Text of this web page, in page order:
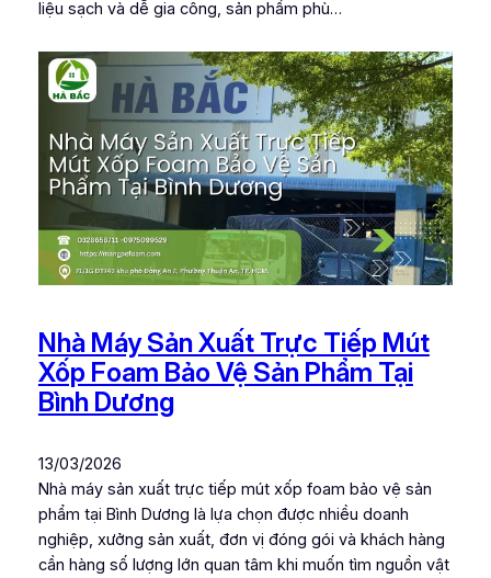
liệu sạch và dễ gia công, sản phẩm phù…
Nhà Máy Sản Xuất Trực Tiếp Mút
Xốp Foam Bảo Vệ Sản Phẩm Tại
Bình Dương
13/03/2026
Nhà máy sản xuất trực tiếp mút xốp foam bảo vệ sản
phẩm tại Bình Dương là lựa chọn được nhiều doanh
nghiệp, xưởng sản xuất, đơn vị đóng gói và khách hàng
cần hàng số lượng lớn quan tâm khi muốn tìm nguồn vật